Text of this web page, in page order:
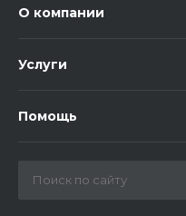
О компании
Услуги
Помощь